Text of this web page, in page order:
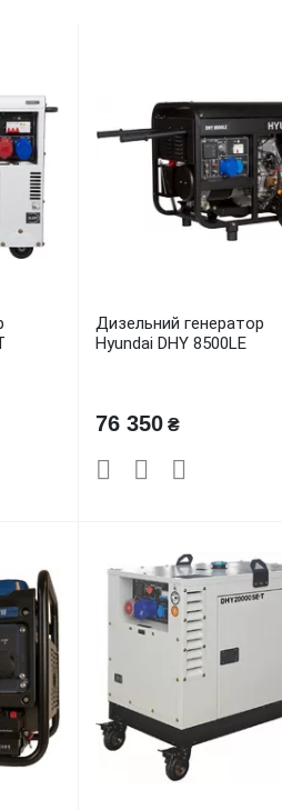
Дизельний генератор
Hyundai DHY 8500LE
76 350₴